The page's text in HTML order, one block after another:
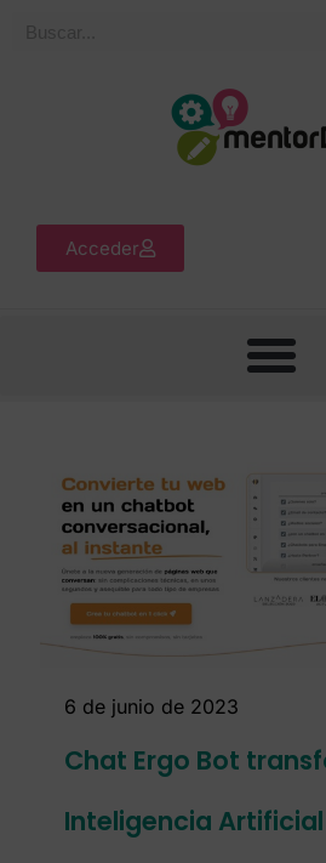
Acceder
6 de junio de 2023
Chat Ergo Bot
Inteligencia